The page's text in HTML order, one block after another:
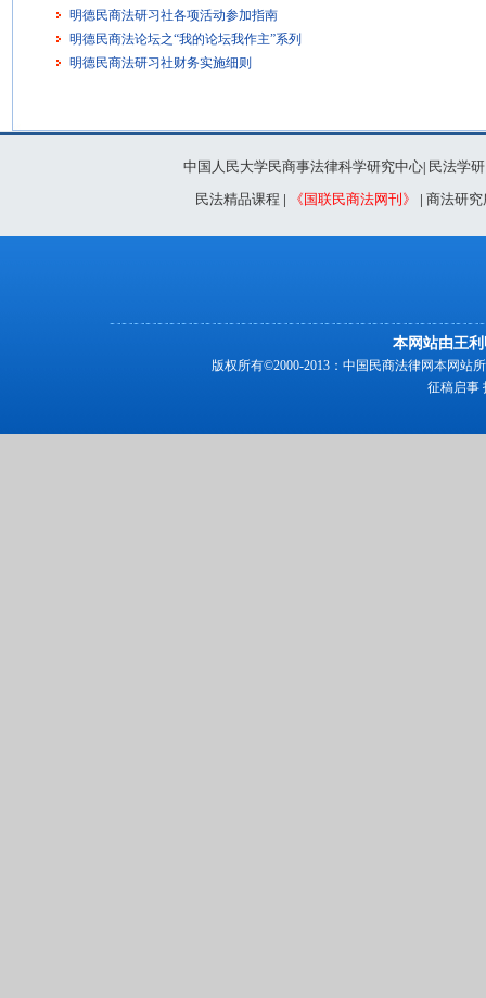
明德民商法研习社各项活动参加指南
明德民商法论坛之“我的论坛我作主”系列
明德民商法研习社财务实施细则
中国人民大学民商事法律科学研究中心| 民法学
民法精品课程 | 《国联民商法网刊》 | 商法研究
本网站由王
版权所有©2000-2013：中国民商法律网本网站
征稿启事